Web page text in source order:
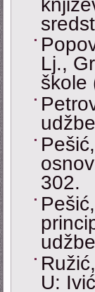
Lj.,
škole
302.
U: